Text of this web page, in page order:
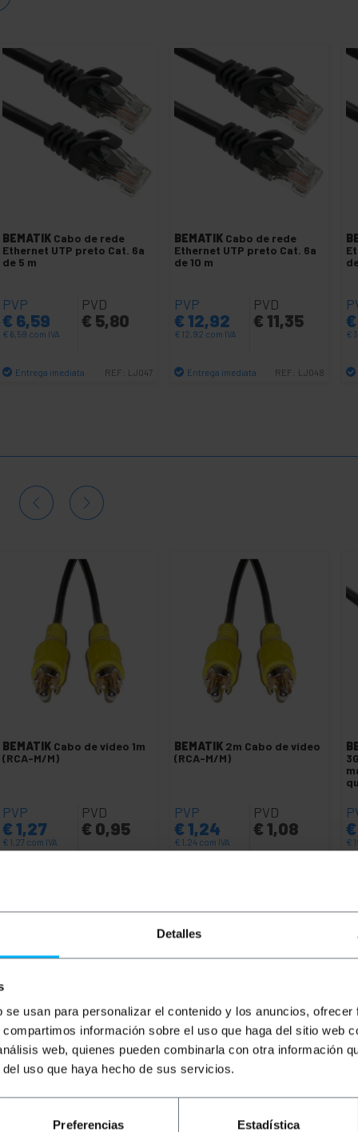
Detalles
usan para personalizar el contenido y los anuncios,
información sobre el uso que haga del sitio web
web, quienes pueden combinarla con otra información
uso que haya hecho de sus servicios.
Preferencias Estadística
BEMATIK Cabo de rede
Ethernet UTP preto Cat. 6a
de 5 m
PVP
€ 6,59
€ 6,59 com IVA
PVD
€ 5,80
Entrega imediata REF: LJ047
BEMATIK Cabo de rede
Ethernet UTP preto Cat. 6a
de 10 m
PVP
€ 12,92
€ 12,92 com IVA
PVD
€ 11,35
Entrega imediata REF: LJ048
€
€
BEMATIK Cabo de vídeo 1m
(RCA-M/M)
PVP
€ 1,27
€ 1,27 com IVA
PVD
€ 0,95
BEMATIK 2m Cabo de vídeo
(RCA-M/M)
PVP
€ 1,24
€ 1,24 com IVA
PVD
€ 1,08 €
€
6a UTP (Cat.6a) de 15 m e cor preto que permite a